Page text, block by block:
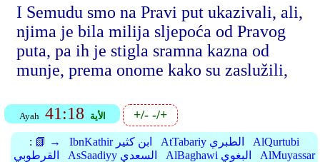
I Semudu smo na Pravi put ukazivali, ali,
njima je bila milija sljepoća od Pravog
puta, pa ih je stigla sramna kazna od
munje, prema onome kako su zaslužili,
Ayah 41:18 الأية +/--/+
: 📗 → IbnKathir ابن كثير AtTabariy الطبري
AlQurtubi
القرطوبي
AsSaadiyy السعدي AlBaghawi البغوي
AlMuyassar